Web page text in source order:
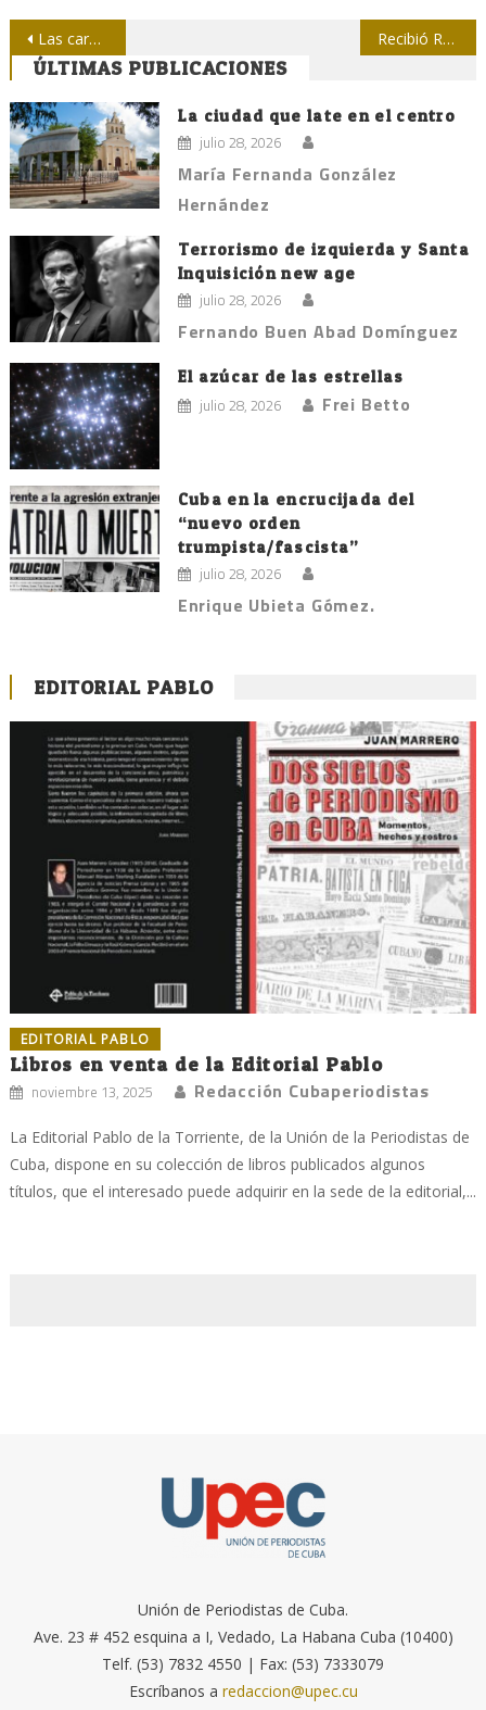
Navegación
de
entradas
Las caras de La Noticia Recibió Raúl a Barack Obama y sostienen conversaciones oficiales
ÚLTIMAS PUBLICACIONES
La ciudad que late en el centro
julio 28, 2026
María Fernanda González
Hernández
Terrorismo de izquierda y Santa
Inquisición new age
julio 28, 2026
Fernando Buen Abad Domínguez
El azúcar de las estrellas
julio 28, 2026 Frei Betto
Cuba en la encrucijada del
“nuevo orden
trumpista/fascista”
julio 28, 2026
Enrique Ubieta Gómez.
EDITORIAL PABLO
EDITORIAL PABLO
Libros en venta de la Editorial Pablo
noviembre 13, 2025 Redacción Cubaperiodistas
La Editorial Pablo de la Torriente, de la Unión de la Periodistas de
Cuba, dispone en su colección de libros publicados algunos
títulos, que el interesado puede adquirir en la sede de la editorial,...
Unión de Periodistas de Cuba.
Ave. 23 # 452 esquina a I, Vedado, La Habana Cuba (10400)
Telf. (53) 7832 4550 | Fax: (53) 7333079
Escríbanos a redaccion@upec.cu